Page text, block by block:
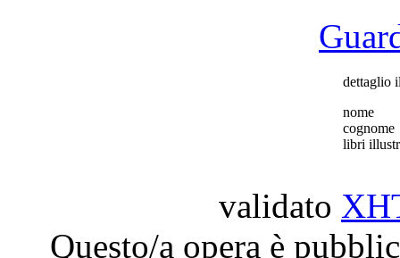
dettaglio
nome
cognome
libri
validato
Questo/a opera è